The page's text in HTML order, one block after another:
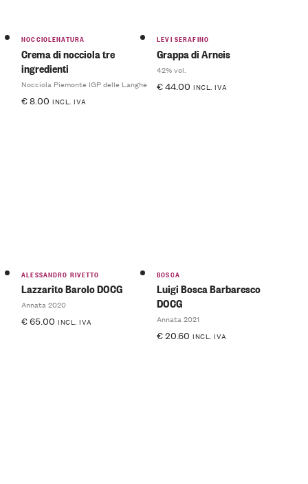
NOCCIOLENATURA
Crema di nocciola tre
ingredienti
Nocciola Piemonte IGP delle Langhe
€8.00 INCL. IVA
LEVI SERAFINO
Grappa di Arneis
42% vol.
€44.00 INCL. IVA
ALESSANDRO RIVETTO
Lazzarito Barolo DOCG
Annata 2020
€65.00 INCL. IVA
BOSCA
Luigi Bosca Barbaresco
DOCG
Annata 2021
€20.60 INCL. IVA